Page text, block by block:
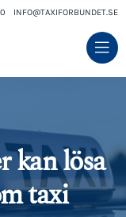
INFO@TAXIFORBUNDET.SE
kan lösa
taxi